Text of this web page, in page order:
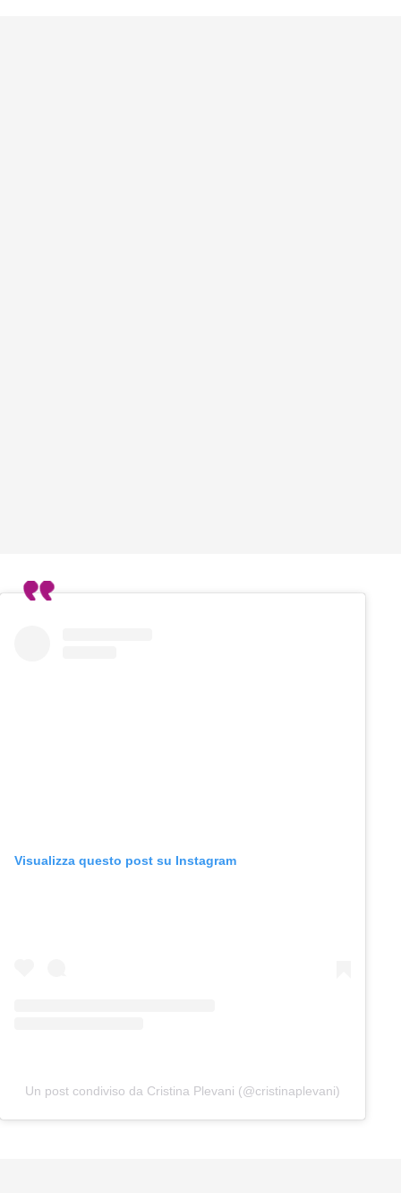
Visualizza questo post su Instagram
Un post condiviso da Cristina Plevani (@cristinaplevani)